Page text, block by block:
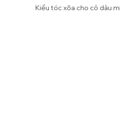
Kiểu tóc xõa cho cô dâu